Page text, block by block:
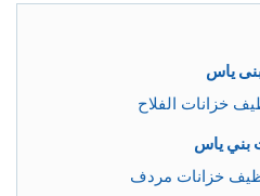
ياس
خزانات الفلاح
بني ياس
خزانات مردف